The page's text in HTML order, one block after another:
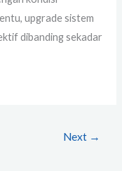
upgrade sistem
dibanding sekadar
Next →